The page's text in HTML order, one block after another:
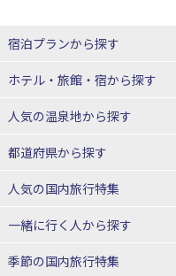
宿泊プランから探す
北海道
東北
青森県
宮城県
山形県
関東
ホテル・旅館・宿から探す
北海道ホテル・旅館
青森県ホテル・旅館
宮城県ホテル・旅館
山形県ホテル・旅館
人気の温泉地から探す
北海道
湯の川温泉(北海道)
十勝川温泉(北海道)
洞爺湖温泉(北海道)
都道府県から探す
北海道旅行・ツアー
東北
人気の国内旅行特集
東京ディズニーリゾート®への旅
一緒に行く人から探す
一人旅 国内版
季節の国内旅行特集